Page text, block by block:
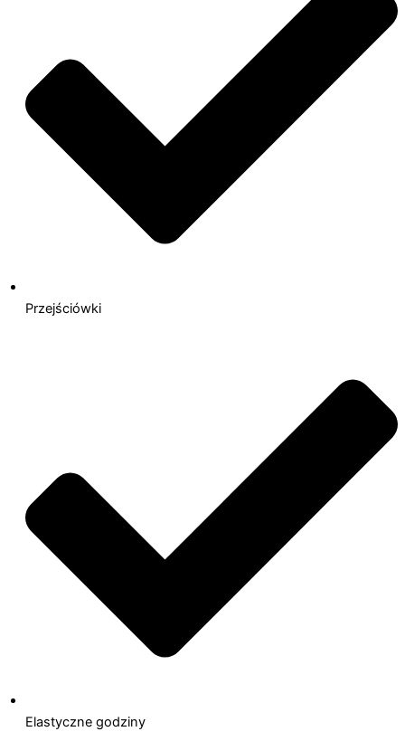
Przejściówki
Elastyczne godziny